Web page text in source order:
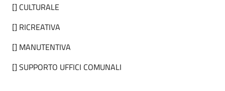
[] CULTURALE
[] RICREATIVA
[] MANUTENTIVA
[] SUPPORTO UFFICI COMUNALI